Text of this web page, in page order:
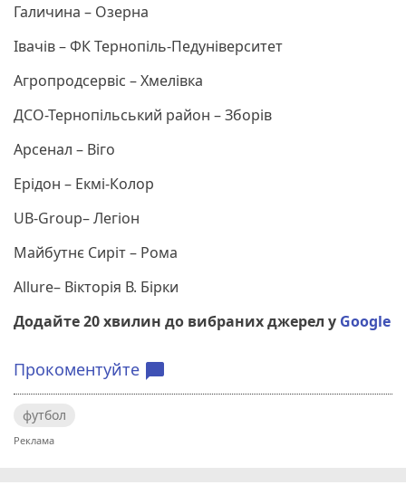
Галичина – Озерна
Івачів – ФК Тернопіль-Педуніверситет
Агропродсервіс – Хмелівка
ДСО-Тернопільський район – Зборів
Арсенал – Віго
Ерідон – Екмі-Колор
UB-Group– Легіон
Майбутнє Сиріт – Рома
Allure– Вікторія В. Бірки
Додайте 20 хвилин до вибраних джерел у Google
Прокоментуйте chat_bubble
футбол